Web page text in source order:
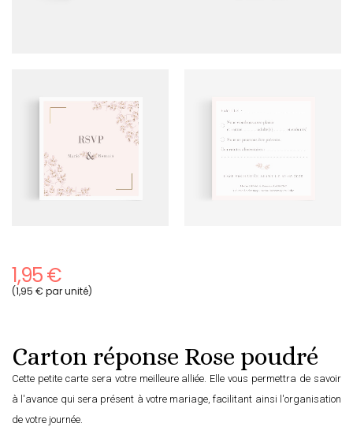
1,95 €
(1,95 € par unité)
Carton réponse Rose poudré
Cette petite carte sera votre meilleure alliée. Elle vous permettra de savoir
à l'avance qui sera présent à votre mariage, facilitant ainsi l'organisation
de votre journée.